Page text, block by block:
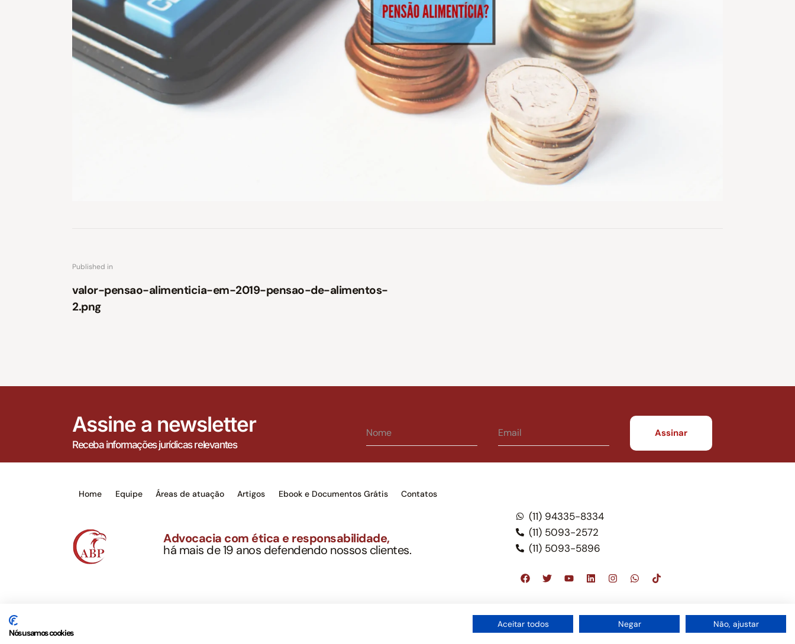
Published in
valor-pensao-alimenticia-em-2019-pensao-de-alimentos-
2.png
Assine a newsletter
Receba informações jurídicas relevantes
Home Equipe Áreas de atuação Artigos Ebook e Documentos Grátis Contatos
Advocacia com ética e responsabilidade,
há mais de 19 anos defendendo nossos clientes.
(11) 94335-8334
(11) 5093-2572
(11) 5093-5896
Este site não é um produto Meta Platforms, Inc., Google LLC, tampouco oferece serviços públicos oficiais. Somos um escritório de advocacia, que oferece apenas
serviços jurídicos, privativos de advogados, de acordo com a legislação vigente e o Código de Ética e Disciplina da OAB do Brasil – Alexandre Berthe Pinto Soc. de Adv,
OAB/SP nº 22477 –
Nós usamos cookies
Aceitar todos Negar Não, ajustar